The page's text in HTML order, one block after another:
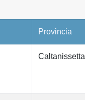
Provincia
Caltanissetta